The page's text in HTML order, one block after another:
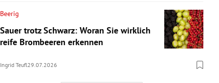
Beerig
Sauer trotz Schwarz: Woran Sie wirklich
reife Brombeeren erkennen
Ingrid Teufl29.07.2026